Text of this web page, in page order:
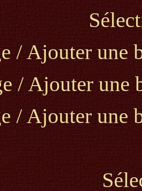
/ Ajouter une
/ Ajouter une
/ Ajouter une